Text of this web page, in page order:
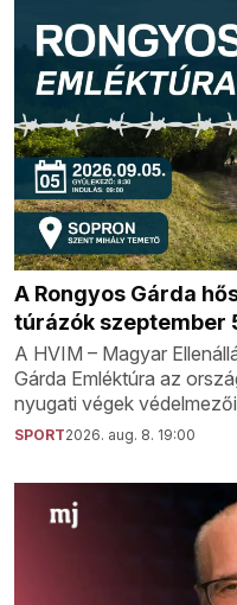
A Rongyos Gárda
túrázók szeptember
A HVIM – Magyar
Gárda Emléktúra az
nyugati végek
SPORT2026. aug. 8. 19:00